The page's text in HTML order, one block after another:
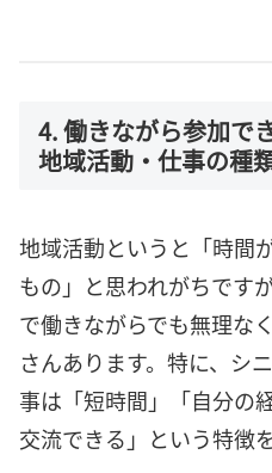
4. 働きながら参加で
地域活動・仕事の種
地域活動というと「時間
もの」と思われがちです
で働きながらでも無理な
さんあります。特に、シ
事は「短時間」「自分の
交流できる」という特徴